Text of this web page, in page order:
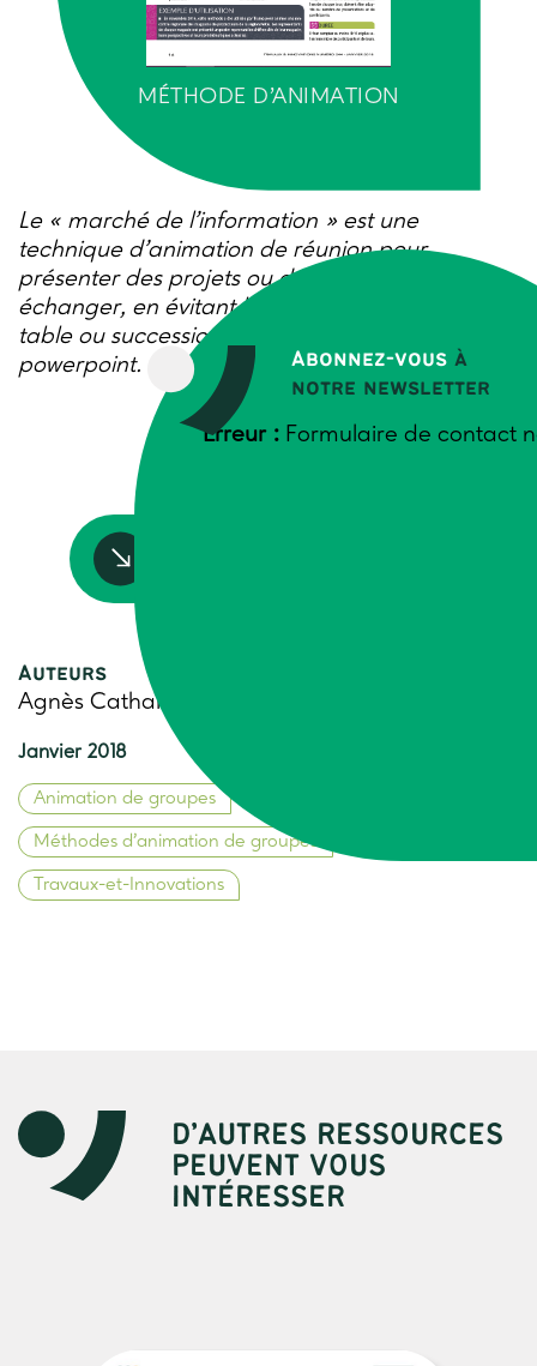
Abonnez-vous à
notre newsletter
Erreur : Formulaire de contact
MÉTHODE D'ANIMATION
Le « marché de l’information » est une
technique d’animation de réunion pour
présenter des projets ou des travaux et
échanger, en évitant les traditionnels tours de
table ou successions de présentation
powerpoint.
Auteurs
Agnès Cathala, Trame
Janvier 2018
Animation de groupes
Méthodes d’animation de groupes
Travaux-et-Innovations
D’AUTRES RESSOURCES
PEUVENT VOUS
INTÉRESSER